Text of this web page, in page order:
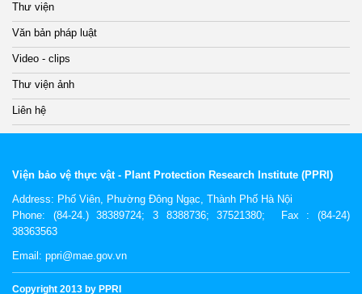
Thư viện
Văn bản pháp luật
Video - clips
Thư viện ảnh
Liên hệ
Viện bảo vệ thực vật - Plant Protection Research Institute (PPRI)
Address: Phố Viên, Phường Đông Ngạc, Thành Phố Hà Nội
Phone: (84-24.) 38389724; 3 8388736; 37521380; Fax : (84-24)
38363563
Email: ppri@mae.gov.vn
Copyright 2013 by PPRI